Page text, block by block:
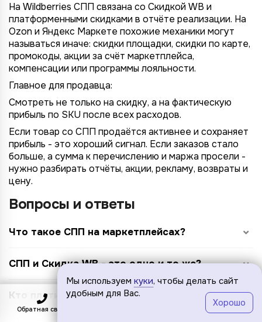
Обратная связь Меню
На Wildberries СПП связана со Скидкой WB и
платформенными скидками в отчёте реализации. На
Ozon и Яндекс Маркете похожие механики могут
называться иначе: скидки площадки, скидки по карте,
промокоды, акции за счёт маркетплейса,
компенсации или программы лояльности.
Главное для продавца:
Смотреть не только на скидку, а на фактическую
прибыль по SKU после всех расходов.
Если товар со СПП продаётся активнее и сохраняет
прибыль - это хороший сигнал. Если заказов стало
больше, а сумма к перечислению и маржа просели -
нужно разбирать отчёты, акции, рекламу, возвраты и
цену.
Вопросы и ответы
Что такое СПП на маркетплейсах?
СПП и Скидка WB - это одно и то же?
Кто платит за СПП?
Мы используем куки, чтобы делать сайт
удобным для Вас.
Хорошо